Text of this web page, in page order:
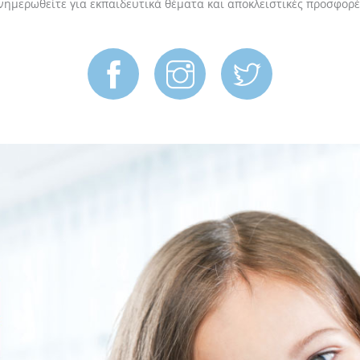
για εκπαιδευτικά θέματα και αποκλειστικές